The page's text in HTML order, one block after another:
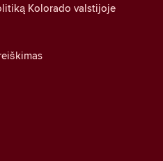
Kolorado valstijoje